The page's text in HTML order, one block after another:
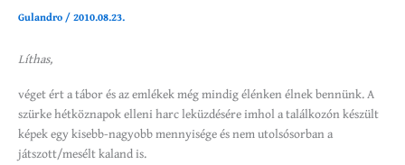
Gulandro /2010.08.23.
Líthas,
véget ért a tábor és az emlékek még mindig élénken élnek bennünk. A
szürke hétköznapok elleni harc leküzdésére imhol a találkozón készült
képek egy kisebb-nagyobb mennyisége és nem utolsósorban a
játszott/mesélt kaland is.